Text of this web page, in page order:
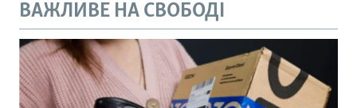
ВАЖЛИВЕ НА СВОБОДІ